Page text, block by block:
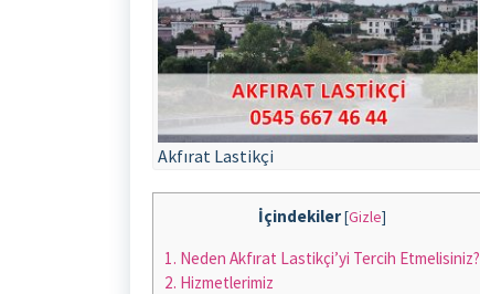
Akfırat Lastikçi
İçindekiler[Gizle]
1. Neden Akfırat Lastikçi’yi Tercih Etmelisiniz?
2. Hizmetlerimiz